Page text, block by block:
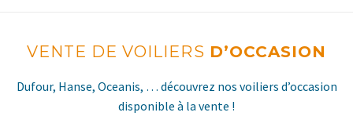
VENTE DE VOILIERS D’OCCASION
Dufour, Hanse, Oceanis, … découvrez nos voiliers d’occasion
disponible à la vente !